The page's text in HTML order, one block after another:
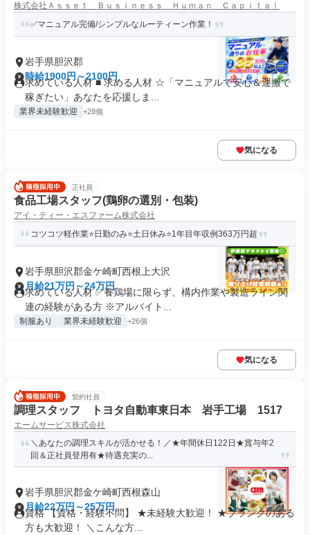
株式会社Ａｓｓｅｔ Ｂｕｓｉｎｅｓｓ Ｈｕｍａｎ Ｃａｐｉｔａｌ
✅マニュアル完備/シンプルなルーティーン作業！
岩手県胆沢郡
時給1900円～2100円
求めている人材 ■ 求める人材 ☆「マニュアルで安心＆運搬で
稼ぎたい」あなたを応援しま...
業界未経験歓迎 +28個
気になる
正社員
食品工場スタッフ(鶏卵の選別・包装)
アイ・ティー・エスファーム株式会社
コツコツ軽作業⭐日勤のみ⭐土日休み⭐1年目年収例363万円超
岩手県胆沢郡金ケ崎町西根上大沢
月給21万円～24万円
求めている人材 ✅養鶏場に限らず、構内作業や製造ライン関
連の経験がある方 ※アルバイト...
制服あり 業界未経験歓迎 +26個
気になる
契約社員
調理スタッフ トヨタ自動車東日本 岩手工場 1517
エームサービス株式会社
＼あなたの調理スキルが活かせる！／★年間休日122日★賞与年2
回＆正社員登用有★待遇充実の...
岩手県胆沢郡金ケ崎町西根森山
月給22万円～25万円
資格 【資格・経験不問】 ★未経験大歓迎！ ★ブランクのある
方も大歓迎！ ＼こんな方...